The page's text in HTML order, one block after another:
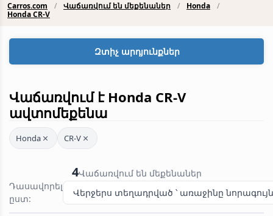
Carros.com Վաճառվում են մեքենաներ
Honda
Honda CR-V
Զտիչ արդյունքներ
Վաճառվում է Honda CR-V
ավտոմեքենա
Honda CR-V
4Վաճառվում են մեքենաներ
Դասավորել
ըստ:
Վերջերս տեղադրված ՝ առաջինը